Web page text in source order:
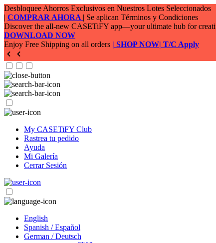
My CASETiFY Club
Rastrea tu pedido
Ayuda
Mi Galería
Cerrar Sesión
English
Spanish / Español
German / Deutsch